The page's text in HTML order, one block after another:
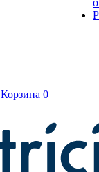
Корзина 0